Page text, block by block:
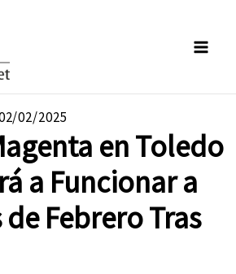
02/2025
en Toledo
a Funcionar a
Febrero Tras